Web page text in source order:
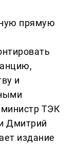
прямую
и
ТЭК
Дмитрий
издание